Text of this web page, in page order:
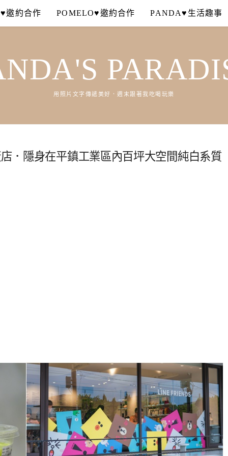
邀約合作 POMELO♥邀約合作 PANDA♥生活趣事
用照片文字傳遞美好．週末跟著我吃喝玩樂
．隱身在平鎮工業區內百坪大空間純白系質